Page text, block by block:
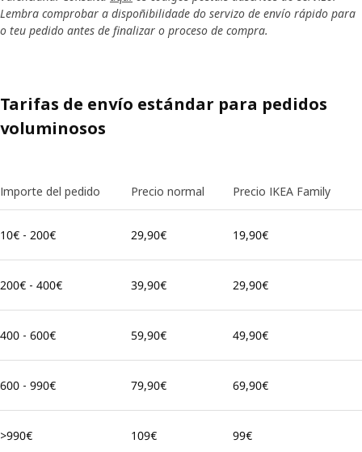
Lembra comprobar a dispoñibilidade do servizo de envío rápido para
o teu pedido antes de finalizar o proceso de compra.
Tarifas de envío estándar para pedidos
voluminosos
Importe del pedido Precio normal Precio IKEA Family
10€ - 200€ 29,90€ 19,90€
200€ - 400€ 39,90€ 29,90€
400 - 600€ 59,90€ 49,90€
600 - 990€ 79,90€ 69,90€
>990€ 109€ 99€